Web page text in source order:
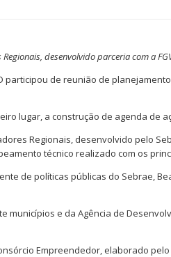
desenvolvido parceria com a
participou de reunião de
lugar, a construção de agenda de
Regionais, desenvolvido pelo
técnico realizado com os
de políticas públicas do Sebrae,
municípios e da Agência de
Empreendedor, elaborado